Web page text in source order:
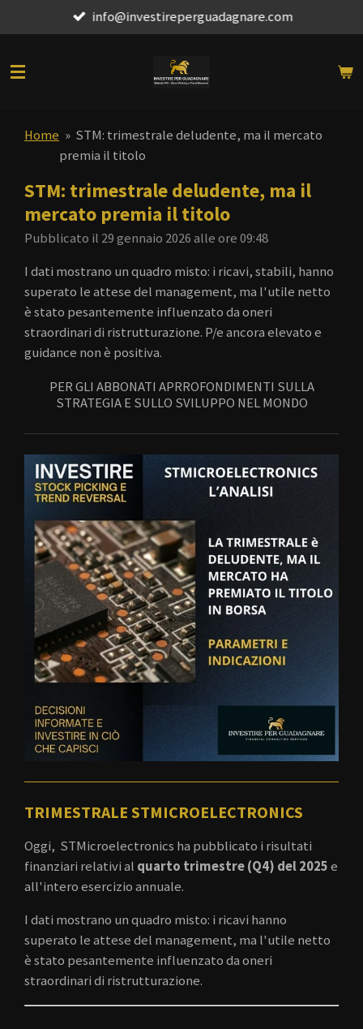
al
principale
info@investireperguadagnare.com
Home » STM: trimestrale deludente, ma il mercato
premia il titolo
STM: trimestrale deludente, ma il
mercato premia il titolo
Pubblicato il 29 gennaio 2026 alle ore 09:48
I dati mostrano un quadro misto: i ricavi, stabili, hanno
superato le attese del management, ma l'utile netto
è stato pesantemente influenzato da oneri
straordinari di ristrutturazione. P/e ancora elevato e
guidance non è positiva.
PER GLI ABBONATI APRROFONDIMENTI SULLA
STRATEGIA E SULLO SVILUPPO NEL MONDO
TRIMESTRALE STMICROELECTRONICS
Oggi, STMicroelectronics ha pubblicato i risultati
finanziari relativi al quarto trimestre (Q4) del 2025e
all'intero esercizio annuale.
I dati mostrano un quadro misto: i ricavi hanno
superato le attese del management, ma l'utile netto
è stato pesantemente influenzato da oneri
straordinari di ristrutturazione.